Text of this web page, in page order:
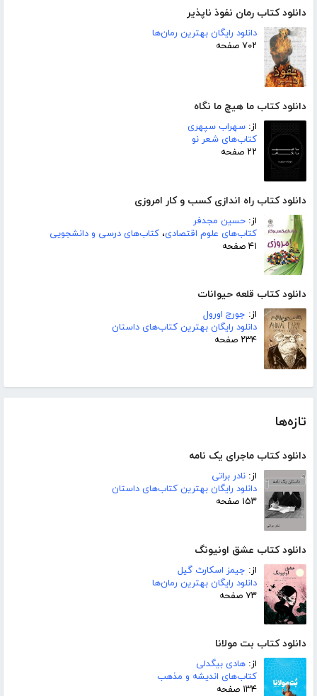
دانلود کتاب رمان نفوذ ناپذیر
دانلود رایگان بهترین رمان‌ها
۷۰۲ صفحه
دانلود کتاب ما هیچ ما نگاه
از: سهراب سپهری
کتاب‌های شعر نو
۲۲ صفحه
دانلود کتاب راه اندازی کسب و کار امروزی
از: حسین مجدفر
کتاب‌های علوم اقتصادی، کتاب‌های درسی و دانشجویی
۴۱ صفحه
دانلود کتاب قلعه حیوانات
از: جورج اورول
دانلود رایگان بهترین کتاب‌های داستان
۲۳۴ صفحه
تازه‌ها
دانلود کتاب ماجرای یک نامه
از: نادر براتی
دانلود رایگان بهترین کتاب‌های داستان
۱۵۳ صفحه
دانلود کتاب عشق اونیونگ
از: جیمز اسکارث گیل
دانلود رایگان بهترین رمان‌ها
۷۳ صفحه
دانلود کتاب بت مولانا
از: هادی بیگدلی
کتاب‌های اندیشه و مذهب
۱۳۴ صفحه